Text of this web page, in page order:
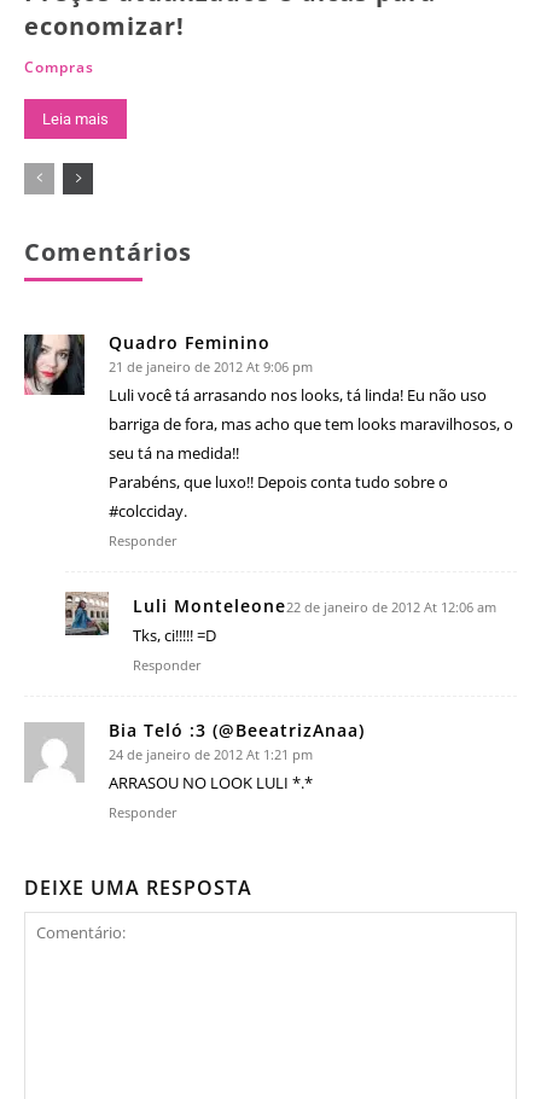
economizar!
Compras
Leia mais
Comentários
Quadro Feminino
21 de janeiro de 2012 At 9:06 pm
Luli você tá arrasando nos looks, tá linda! Eu não uso
barriga de fora, mas acho que tem looks maravilhosos, o
seu tá na medida!!
Parabéns, que luxo!! Depois conta tudo sobre o
#colcciday.
Responder
Luli Monteleone22 de janeiro de 2012 At 12:06 am
Tks, ci!!!!! =D
Responder
Bia Teló :3 (@BeeatrizAnaa)
24 de janeiro de 2012 At 1:21 pm
ARRASOU NO LOOK LULI *.*
Responder
DEIXE UMA RESPOSTA